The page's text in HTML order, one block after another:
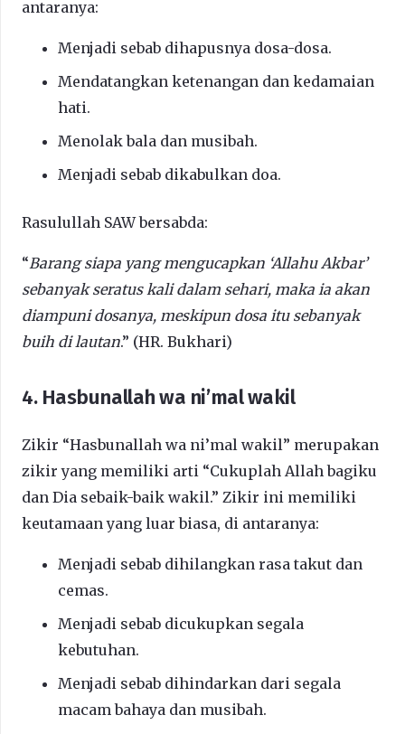
antaranya:
Menjadi sebab dihapusnya dosa-dosa.
Mendatangkan ketenangan dan kedamaian
hati.
Menolak bala dan musibah.
Menjadi sebab dikabulkan doa.
Rasulullah SAW bersabda:
“Barang siapa yang mengucapkan ‘Allahu Akbar’
sebanyak seratus kali dalam sehari, maka ia akan
diampuni dosanya, meskipun dosa itu sebanyak
buih di lautan.” (HR. Bukhari)
4. Hasbunallah wa ni’mal wakil
Zikir “Hasbunallah wa ni’mal wakil” merupakan
zikir yang memiliki arti “Cukuplah Allah bagiku
dan Dia sebaik-baik wakil.” Zikir ini memiliki
keutamaan yang luar biasa, di antaranya:
Menjadi sebab dihilangkan rasa takut dan
cemas.
Menjadi sebab dicukupkan segala
kebutuhan.
Menjadi sebab dihindarkan dari segala
macam bahaya dan musibah.